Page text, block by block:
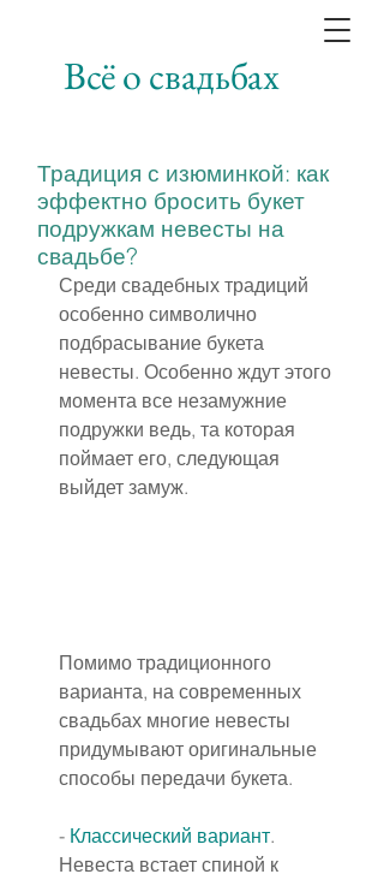
Всё о свадьбах
Традиция с изюминкой: как
эффектно бросить букет
подружкам невесты на
свадьбе?
Среди свадебных традиций
особенно символично
подбрасывание букета
невесты. Особенно ждут этого
момента все незамужние
подружки ведь, та которая
поймает его, следующая
выйдет замуж.
Помимо традиционного
варианта, на современных
свадьбах многие невесты
придумывают оригинальные
способы передачи букета.
- Классический вариант.
Невеста встает спиной к